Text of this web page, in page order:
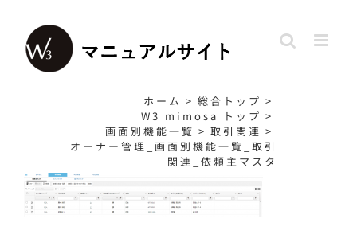
content
ホーム > 総合トップ >
W3 mimosa トップ >
画面別機能一覧 > 取引関連 >
オーナー管理_画面別機能一覧_取引
関連_依頼主マスタ